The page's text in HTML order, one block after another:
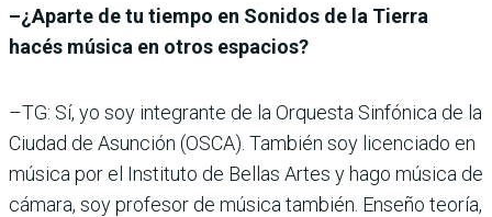
–¿Aparte de tu tiempo en Sonidos de la Tierra
hacés música en otros espacios?
–TG: Sí, yo soy integrante de la Orquesta Sinfónica de la
Ciudad de Asunción (OSCA). También soy licenciado en
música por el Instituto de Bellas Artes y hago música de
cámara, soy profesor de música también. Enseño teoría,